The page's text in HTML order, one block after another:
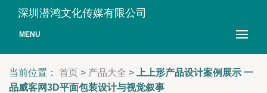
深圳潜鸿文化传媒有限公司
MENU
当前位置： 首页 > 产品大全 >
上上形产品设计案例展示 一
品威客网3D平面包装设计与视觉叙事